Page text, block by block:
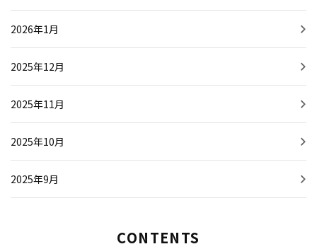
2026年1月
2025年12月
2025年11月
2025年10月
2025年9月
CONTENTS